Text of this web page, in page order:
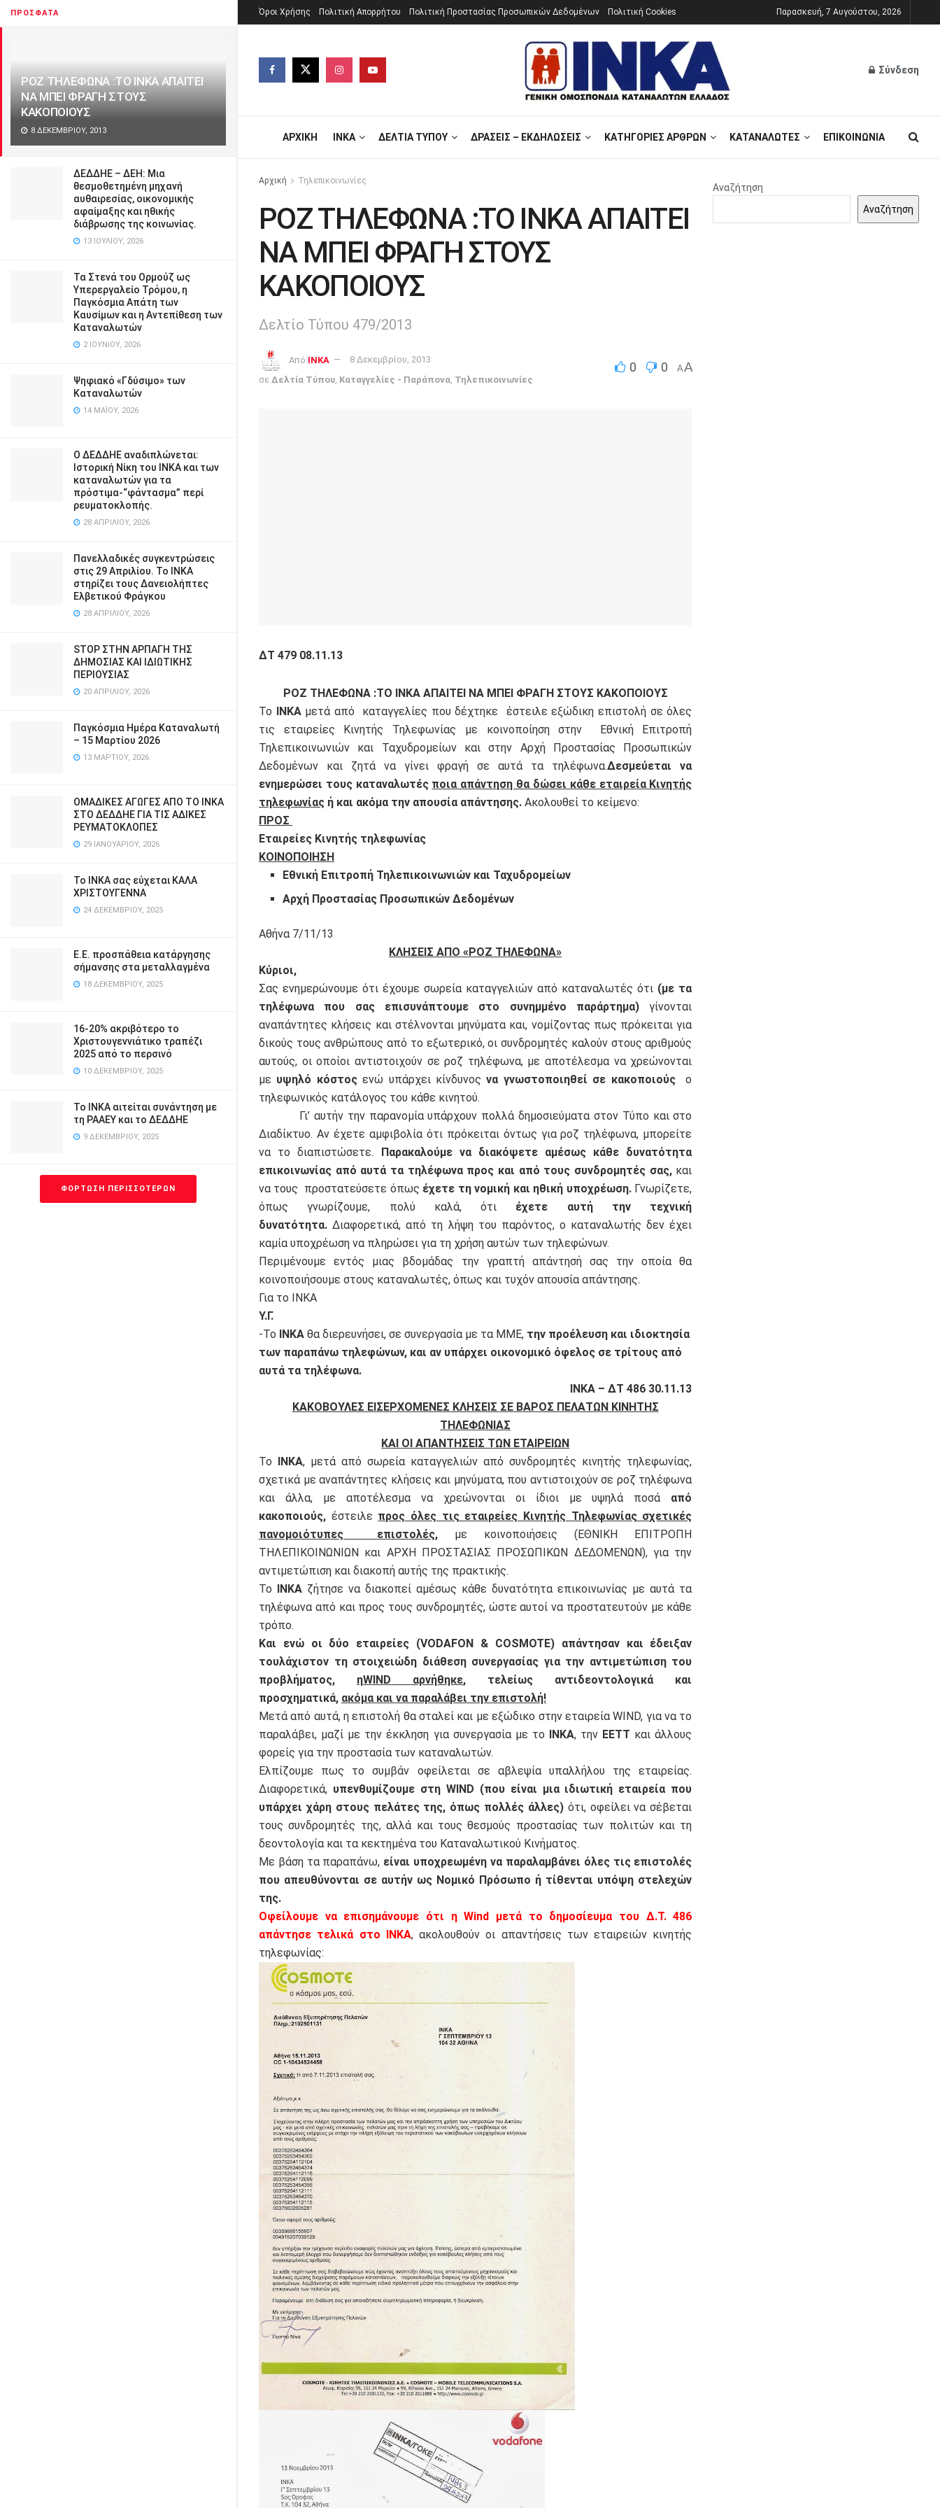
ΠΡΌΣΦΑΤΑ
ΡΟΖ ΤΗΛΕΦΩΝΑ :ΤΟ ΙΝΚΑ ΑΠΑΙΤΕΙ
ΝΑ ΜΠΕΙ ΦΡΑΓΗ ΣΤΟΥΣ
ΚΑΚΟΠΟΙΟΥΣ
8 ΔΕΚΕΜΒΡΊΟΥ, 2013
ΔΕΔΔΗΕ – ΔΕΗ: Μια
θεσμοθετημένη μηχανή
αυθαιρεσίας, οικονομικής
αφαίμαξης και ηθικής
διάβρωσης της κοινωνίας.
13 ΙΟΥΛΊΟΥ, 2026
Τα Στενά του Ορμούζ ως
Υπερεργαλείο Τρόμου, η
Παγκόσμια Απάτη των
Καυσίμων και η Αντεπίθεση των
Καταναλωτών
2 ΙΟΥΝΊΟΥ, 2026
Ψηφιακό «Γδύσιμο» των
Καταναλωτών
14 ΜΑΪ́ΟΥ, 2026
Ο ΔΕΔΔΗΕ αναδιπλώνεται:
Ιστορική Νίκη του ΙΝΚΑ και των
καταναλωτών για τα
πρόστιμα-“φάντασμα” περί
ρευματοκλοπής.
28 ΑΠΡΙΛΊΟΥ, 2026
Πανελλαδικές συγκεντρώσεις
στις 29 Απριλίου. Το ΙΝΚΑ
στηρίζει τους Δανειολήπτες
Ελβετικού Φράγκου
28 ΑΠΡΙΛΊΟΥ, 2026
STOP ΣΤΗΝ ΑΡΠΑΓΗ ΤΗΣ
ΔΗΜΟΣΙΑΣ ΚΑΙ ΙΔΙΩΤΙΚΗΣ
ΠΕΡΙΟΥΣΙΑΣ
20 ΑΠΡΙΛΊΟΥ, 2026
Παγκόσμια Ημέρα Καταναλωτή
– 15 Μαρτίου 2026
13 ΜΑΡΤΊΟΥ, 2026
ΟΜΑΔΙΚΕΣ ΑΓΩΓΕΣ ΑΠΟ ΤΟ ΙΝΚΑ
ΣΤΟ ΔΕΔΔΗΕ ΓΙΑ ΤΙΣ ΑΔΙΚΕΣ
ΡΕΥΜΑΤΟΚΛΟΠΕΣ
29 ΙΑΝΟΥΑΡΊΟΥ, 2026
Το ΙΝΚΑ σας εύχεται ΚΑΛΑ
ΧΡΙΣΤΟΥΓΕΝΝΑ
24 ΔΕΚΕΜΒΡΊΟΥ, 2025
Ε.Ε. προσπάθεια κατάργησης
σήμανσης στα μεταλλαγμένα
18 ΔΕΚΕΜΒΡΊΟΥ, 2025
16-20% ακριβότερο το
Χριστουγεννιάτικο τραπέζι
2025 από το περσινό
10 ΔΕΚΕΜΒΡΊΟΥ, 2025
Το ΙΝΚΑ αιτείται συνάντηση με
τη ΡΑΑΕΥ και το ΔΕΔΔΗΕ
9 ΔΕΚΕΜΒΡΊΟΥ, 2025
ΦΌΡΤΩΣΗ ΠΕΡΙΣΣΌΤΕΡΩΝ
Όροι Χρήσης Πολιτική Aπορρήτου Πολιτική Προστασίας Προσωπικών Δεδομένων Πολιτική Cookies Παρασκευή, 7 Αυγούστου, 2026
Σύνδεση
ΑΡΧΙΚΉ ΙΝΚΑ ΔΕΛΤΊΑ ΤΎΠΟΥ ΔΡΆΣΕΙΣ – ΕΚΔΗΛΏΣΕΙΣ ΚΑΤΗΓΟΡΊΕΣ ΆΡΘΡΩΝ ΚΑΤΑΝΑΛΩΤΈΣ ΕΠΙΚΟΙΝΩΝΊΑ
Αρχική Τηλεπικοινωνίες
ΡΟΖ ΤΗΛΕΦΩΝΑ :ΤΟ ΙΝΚΑ ΑΠΑΙΤΕΙ
ΝΑ ΜΠΕΙ ΦΡΑΓΗ ΣΤΟΥΣ
ΚΑΚΟΠΟΙΟΥΣ
Δελτίο Τύπου 479/2013
Από INKA
8 Δεκεμβρίου, 2013
σε Δελτία Τύπου, Καταγγελίες - Παράπονα, Τηλεπικοινωνίες
0 0 AA
ΔΤ 479 08.11.13
ΡΟΖ ΤΗΛΕΦΩΝΑ :ΤΟ ΙΝΚΑ ΑΠΑΙΤΕΙ ΝΑ ΜΠΕΙ ΦΡΑΓΗ ΣΤΟΥΣ ΚΑΚΟΠΟΙΟΥΣ
Το ΙΝΚΑμετά από καταγγελίες που δέχτηκε έστειλε εξώδικη επιστολή σε όλες
τις εταιρείες Κινητής Τηλεφωνίας με κοινοποίηση στην Εθνική Επιτροπή
Τηλεπικοινωνιών και Ταχυδρομείων και στην Αρχή Προστασίας Προσωπικών
Δεδομένων και ζητά να γίνει φραγή σε αυτά τα τηλέφωνα.Δεσμεύεται να
ενημερώσει τους καταναλωτές ποια απάντηση θα δώσει κάθε εταιρεία Κινητής
τηλεφωνίας ή και ακόμα την απουσία απάντησης. Ακολουθεί το κείμενο:
ΠΡΟΣ
Εταιρείες Κινητής τηλεφωνίας
ΚΟΙΝΟΠΟΙΗΣΗ
Εθνική Επιτροπή Τηλεπικοινωνιών και Ταχυδρομείων
Αρχή Προστασίας Προσωπικών Δεδομένων
Αθήνα 7/11/13
ΚΛΗΣΕΙΣ ΑΠΟ «ΡΟΖ ΤΗΛΕΦΩΝΑ»
Κύριοι,
Σας ενημερώνουμε ότι έχουμε σωρεία καταγγελιών από καταναλωτές ότι (με τα
τηλέφωνα που σας επισυνάπτουμε στο συνημμένο παράρτημα) γίνονται
αναπάντητες κλήσεις και στέλνονται μηνύματα και, νομίζοντας πως πρόκειται για
δικούς τους ανθρώπους από το εξωτερικό, οι συνδρομητές καλούν στους αριθμούς
αυτούς, οι οποίοι αντιστοιχούν σε ροζ τηλέφωνα, με αποτέλεσμα να χρεώνονται
με υψηλό κόστος ενώ υπάρχει κίνδυνοςνα γνωστοποιηθεί σε κακοποιούς ο
τηλεφωνικός κατάλογος του κάθε κινητού.
Γι’ αυτήν την παρανομία υπάρχουν πολλά δημοσιεύματα στον Τύπο και στο
Διαδίκτυο. Αν έχετε αμφιβολία ότι πρόκειται όντως για ροζ τηλέφωνα, μπορείτε
να το διαπιστώσετε. Παρακαλούμε να διακόψετε αμέσως κάθε δυνατότητα
επικοινωνίας από αυτά τα τηλέφωνα προς και από τους συνδρομητές σας, και
να τους προστατεύσετε όπως έχετε τη νομική και ηθική υποχρέωση.Γνωρίζετε,
όπως γνωρίζουμε, πολύ καλά, ότι έχετε αυτή την τεχνική
δυνατότητα. Διαφορετικά, από τη λήψη του παρόντος, ο καταναλωτής δεν έχει
καμία υποχρέωση να πληρώσει για τη χρήση αυτών των τηλεφώνων.
Περιμένουμε εντός μιας βδομάδας την γραπτή απάντησή σας την οποία θα
κοινοποιήσουμε στους καταναλωτές, όπως και τυχόν απουσία απάντησης.
Για το ΙΝΚΑ
Υ.Γ.
-Το ΙΝΚΑ θα διερευνήσει, σε συνεργασία με τα ΜΜΕ, την προέλευση και ιδιοκτησία
των παραπάνω τηλεφώνων, και αν υπάρχει οικονομικό όφελος σε τρίτους από
αυτά τα τηλέφωνα.
ΙΝΚΑ – ΔΤ 486 30.11.13
ΚΑΚΟΒΟΥΛΕΣ ΕΙΣΕΡΧΟΜΕΝΕΣ ΚΛΗΣΕΙΣ ΣΕ ΒΑΡΟΣ ΠΕΛΑΤΩΝ ΚΙΝΗΤΗΣ
ΤΗΛΕΦΩΝΙΑΣ
ΚΑΙ ΟΙ ΑΠΑΝΤΗΣΕΙΣ ΤΩΝ ΕΤΑΙΡΕΙΩΝ
Το ΙΝΚΑ, μετά από σωρεία καταγγελιών από συνδρομητές κινητής τηλεφωνίας,
σχετικά με αναπάντητες κλήσεις και μηνύματα, που αντιστοιχούν σε ροζ τηλέφωνα
και άλλα, με αποτέλεσμα να χρεώνονται οι ίδιοι με υψηλά ποσά από
κακοποιούς, έστειλε προς όλες τις εταιρείες Κινητής Τηλεφωνίας σχετικές
πανομοιότυπες επιστολές, με κοινοποιήσεις (ΕΘΝΙΚΗ ΕΠΙΤΡΟΠΗ
ΤΗΛΕΠΙΚΟΙΝΩΝΙΩΝ και ΑΡΧΗ ΠΡΟΣΤΑΣΙΑΣ ΠΡΟΣΩΠΙΚΩΝ ΔΕΔΟΜΕΝΩΝ), για την
αντιμετώπιση και διακοπή αυτής της πρακτικής.
Το ΙΝΚΑ ζήτησε να διακοπεί αμέσως κάθε δυνατότητα επικοινωνίας με αυτά τα
τηλέφωνα από και προς τους συνδρομητές, ώστε αυτοί να προστατευτούν με κάθε
τρόπο.
Και ενώ οι δύο εταιρείες (VODAFON & COSMOTE) απάντησαν και έδειξαν
τουλάχιστον τη στοιχειώδη διάθεση συνεργασίας για την αντιμετώπιση του
προβλήματος,
ηWIND αρνήθηκε, τελείως αντιδεοντολογικά και
προσχηματικά, ακόμα και να παραλάβει την επιστολή!
Μετά από αυτά, η επιστολή θα σταλεί και με εξώδικο στην εταιρεία WIND, για να το
παραλάβει, μαζί με την έκκληση για συνεργασία με το ΙΝΚΑ, την ΕΕΤΤ και άλλους
φορείς για την προστασία των καταναλωτών.
Ελπίζουμε πως το συμβάν οφείλεται σε αβλεψία υπαλλήλου της εταιρείας.
Διαφορετικά, υπενθυμίζουμε στη WIND (που είναι μια ιδιωτική εταιρεία που
υπάρχει χάρη στους πελάτες της, όπως πολλές άλλες) ότι, οφείλει να σέβεται
τους συνδρομητές της, αλλά και τους θεσμούς προστασίας των πολιτών και τη
δεοντολογία και τα κεκτημένα του Καταναλωτικού Κινήματος.
Με βάση τα παραπάνω, είναι υποχρεωμένη να παραλαμβάνει όλες τις επιστολές
που απευθύνονται σε αυτήν ως Νομικό Πρόσωπο ή τίθενται υπόψη στελεχών
της.
Οφείλουμε να επισημάνουμε ότι η Wind μετά το δημοσίευμα του Δ.Τ. 486
απάντησε τελικά στο ΙΝΚΑ, ακολουθούν οι απαντήσεις των εταιρειών κινητής
τηλεφωνίας:
Αναζήτηση
Αναζήτηση